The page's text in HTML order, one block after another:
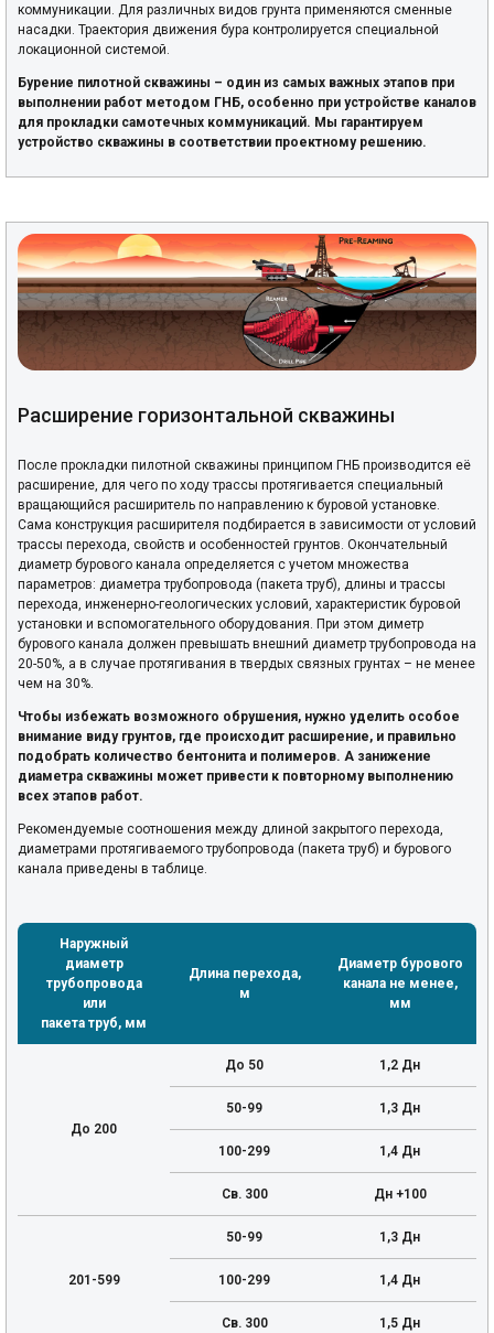
коммуникации. Для различных видов грунта применяются сменные
насадки. Траектория движения бура контролируется специальной
локационной системой.
Бурение пилотной скважины – один из самых важных этапов при
выполнении работ методом ГНБ, особенно при устройстве каналов
для прокладки самотечных коммуникаций. Мы гарантируем
устройство скважины в соответствии проектному решению.
Расширение горизонтальной скважины
После прокладки пилотной скважины принципом ГНБ производится её
расширение, для чего по ходу трассы протягивается специальный
вращающийся расширитель по направлению к буровой установке.
Сама конструкция расширителя подбирается в зависимости от условий
трассы перехода, свойств и особенностей грунтов. Окончательный
диаметр бурового канала определяется с учетом множества
параметров: диаметра трубопровода (пакета труб), длины и трассы
перехода, инженерно-геологических условий, характеристик буровой
установки и вспомогательного оборудования. При этом диметр
бурового канала должен превышать внешний диаметр трубопровода на
20-50%, а в случае протягивания в твердых связных грунтах – не менее
чем на 30%.
Чтобы избежать возможного обрушения, нужно уделить особое
внимание виду грунтов, где происходит расширение, и правильно
подобрать количество бентонита и полимеров. А занижение
диаметра скважины может привести к повторному выполнению
всех этапов работ.
Рекомендуемые соотношения между длиной закрытого перехода,
диаметрами протягиваемого трубопровода (пакета труб) и бурового
канала приведены в таблице.
Наружный
диаметр
трубопровода
или
пакета труб, мм
Длина перехода,
м
Диаметр бурового
канала не менее,
мм
До 200
До 50 1,2 Дн
50-99 1,3 Дн
100-299 1,4 Дн
Св. 300 Дн +100
201-599
50-99 1,3 Дн
100-299 1,4 Дн
Св. 300 1,5 Дн